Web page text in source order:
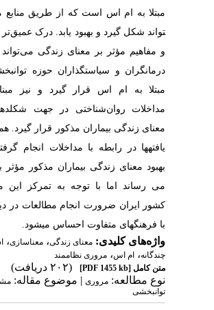
مبتلا به ام اس است که از طریق منابع
تواند شکل گیرد و بهبود یابد. درک عمیق‌تر
و مفاهیم مؤثر بر معنای زندگی
درمانگران و سیاست­گذاران حوزه
مبتلا به ام اس قرار گیرد و نیز
مداخلات روان‌شناختی در جهت
معنای زندگی بیماران مذکور قرار گیرد.
یافته­ها در رابطه با مداخلات انجام­
بهبود معنای زندگی بیماران مذکور مؤثر
می­ رساند اما با توجه به تمرکز این
کشور ایران ضرورت انجام مطالعات در
با فرهنگ­های متفاوت احساس می­شود.
واژه‌های کلیدی: معنای زندگی، معناسازی،
چندگانه، ام اس، مروری نظام­مند
متن کامل [PDF 1455 kb]
(۲۰۲ دریافت)
نوع مطالعه: مروری| موضوع مقاله:
توانبخشی